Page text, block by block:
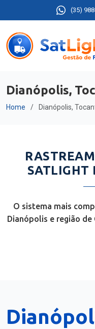
(35)
Dianópolis,
Home Dianópolis,
SATLIGHT
O sistema mais
Dianópolis e região